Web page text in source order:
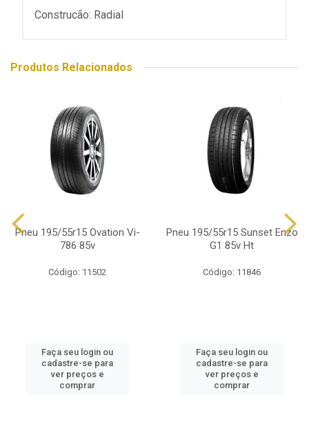
Construcão: Radial
Produtos Relacionados
Pneu 195/55r15 Ovation Vi-
786 85v
Código: 11502
Faça seu login ou
cadastre-se para
ver preços e
comprar
Pneu 195/55r15 Sunset Enzo
G1 85v Ht
Código: 11846
Faça seu login ou
cadastre-se para
ver preços e
comprar